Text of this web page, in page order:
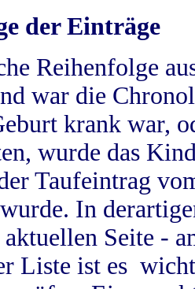
der Einträge
Reihenfolge
war die
krank war,
wurde das
Taufeintrag
In
Seite -
Liste ist es